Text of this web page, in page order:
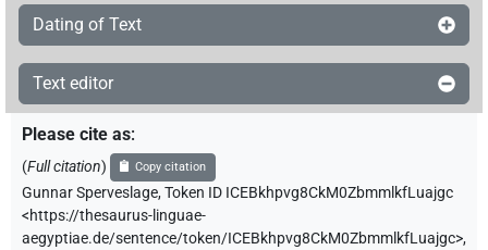
Dating of Text
Text editor
Please cite as:
(Full citation) Copy citation
Gunnar Sperveslage,Token ID ICEBkhpvg8CkM0ZbmmlkfLuajgc
<https://thesaurus-linguae-
aegyptiae.de/sentence/token/ICEBkhpvg8CkM0ZbmmlkfLuajgc>,